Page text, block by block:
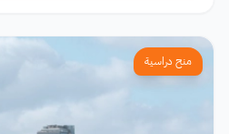
منح دراسية